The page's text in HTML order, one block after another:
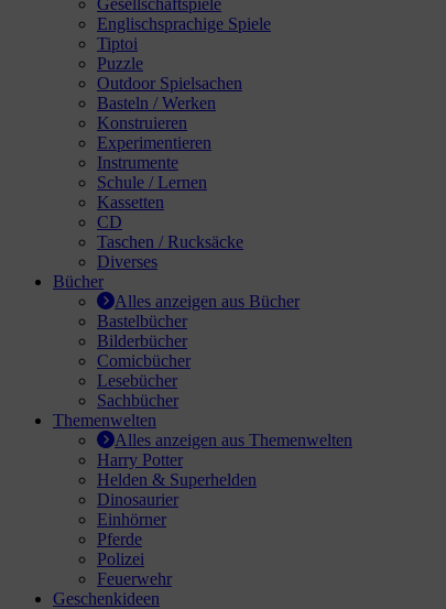
Gesellschaftspiele
Englischsprachige Spiele
Tiptoi
Puzzle
Outdoor Spielsachen
Basteln / Werken
Konstruieren
Experimentieren
Instrumente
Schule / Lernen
Kassetten
CD
Taschen / Rucksäcke
Diverses
Bücher
Alles anzeigen aus Bücher
Bastelbücher
Bilderbücher
Comicbücher
Lesebücher
Sachbücher
Themenwelten
Alles anzeigen aus Themenwelten
Harry Potter
Helden & Superhelden
Dinosaurier
Einhörner
Pferde
Polizei
Feuerwehr
Geschenkideen
Spielsachen
/ Werken
/ Lernen
/ Rucksäcke